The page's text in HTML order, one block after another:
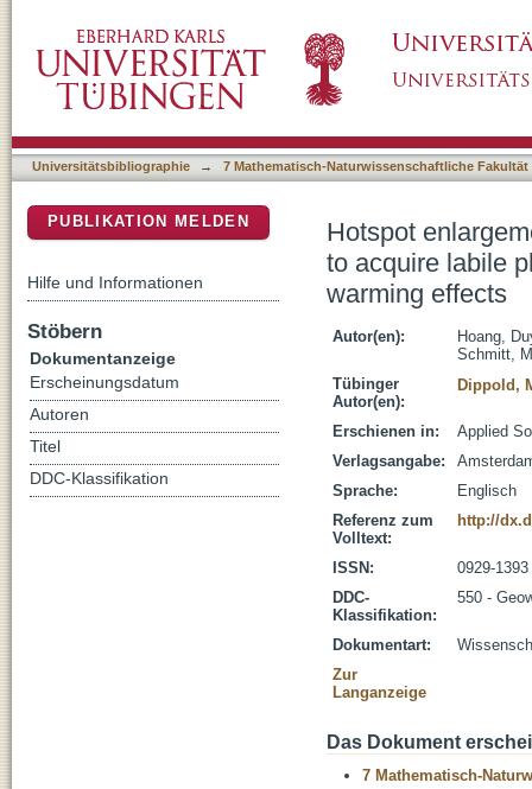
from fungal necromass in response to
Universitätsbibliographie → 7 Mathematisch-Naturwissenschaftliche Fakultät
Hotspot
to acquire labile
warming effects
Autor(en):
Hoang,
Schmitt,
Tübinger
Autor(en):
Dippold,
Erschienen in:
Applied
Verlagsangabe:
Sprache:
Englisch
Referenz zum
Volltext:
http://
ISSN:
0929-1393
DDC-
Klassifikation:
550 -
Dokumentart:
Zur
Langanzeige
Das Dokument
7 Mathematisch-
PUBLIKATION MELDEN
Hilfe und Informationen
Stöbern
Dokumentanzeige
Erscheinungsdatum
Autoren
Titel
DDC-Klassifikation